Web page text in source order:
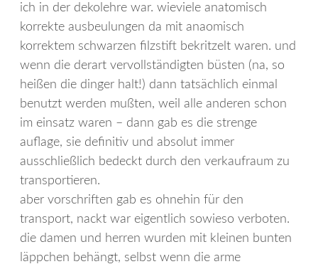
ich in der dekolehre war. wieviele anatomisch
korrekte ausbeulungen da mit anaomisch
korrektem schwarzen filzstift bekritzelt waren. und
wenn die derart vervollständigten büsten (na, so
heißen die dinger halt!) dann tatsächlich einmal
benutzt werden mußten, weil alle anderen schon
im einsatz waren – dann gab es die strenge
auflage, sie definitiv und absolut immer
ausschließlich bedeckt durch den verkaufraum zu
transportieren.
aber vorschriften gab es ohnehin für den
transport, nackt war eigentlich sowieso verboten.
die damen und herren wurden mit kleinen bunten
läppchen behängt, selbst wenn die arme